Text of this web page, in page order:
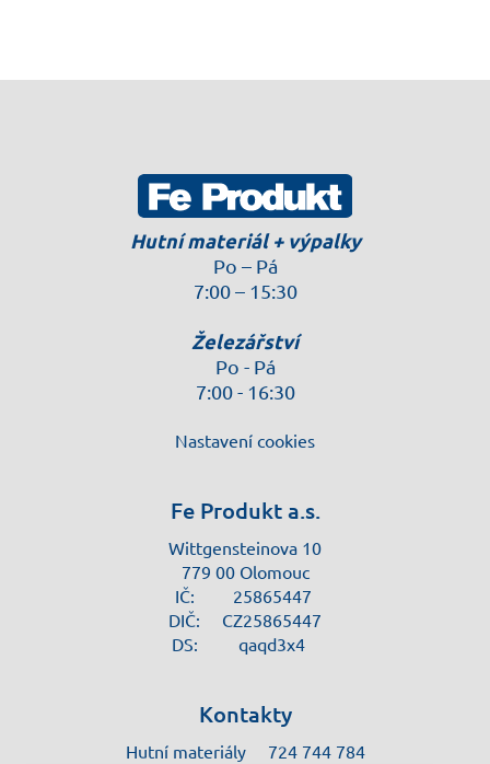
Hutní materiál + výpalky
Po – Pá
7:00 – 15:30
Železářství
Po - Pá
7:00 - 16:30
Nastavení cookies
Fe Produkt a.s.
Wittgensteinova 10
779 00 Olomouc
IČ:
DIČ:
DS:
25865447
CZ25865447
qaqd3x4
Kontakty
Hutní materiály 724 744 784